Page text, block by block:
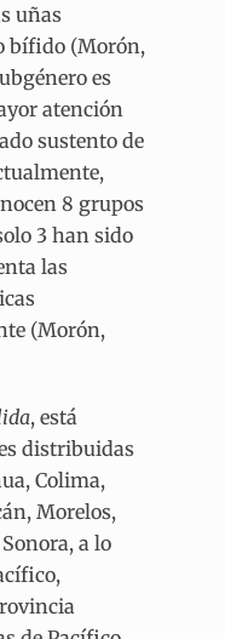
uñas
bífido (Morón,
es
atención
sustento de
8 grupos
3 han sido
las
(Morón,
, está
distribuidas
Colima,
Morelos,
a lo